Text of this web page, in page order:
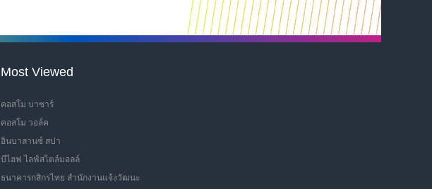
Most Viewed
คอสโม บาซาร์
คอสโม วอล์ค
อินบาลานซ์ สปา
บีไฮฟ ไลฟ์สไตล์มอลล์
ธนาคารกสิกรไทย สำนักงานแจ้งวัฒนะ